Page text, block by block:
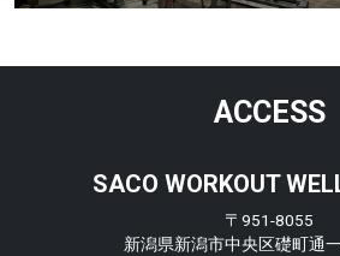
ACCESS
SACO WORKOUT
〒951-8055
新潟県新潟市中央区礎町通